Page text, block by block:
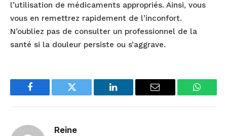
l’utilisation de médicaments appropriés. Ainsi, vous
vous en remettrez rapidement de l’inconfort.
N’oubliez pas de consulter un professionnel de la
santé si la douleur persiste ou s’aggrave.
Facebook Twitter LinkedIn Email
Reine